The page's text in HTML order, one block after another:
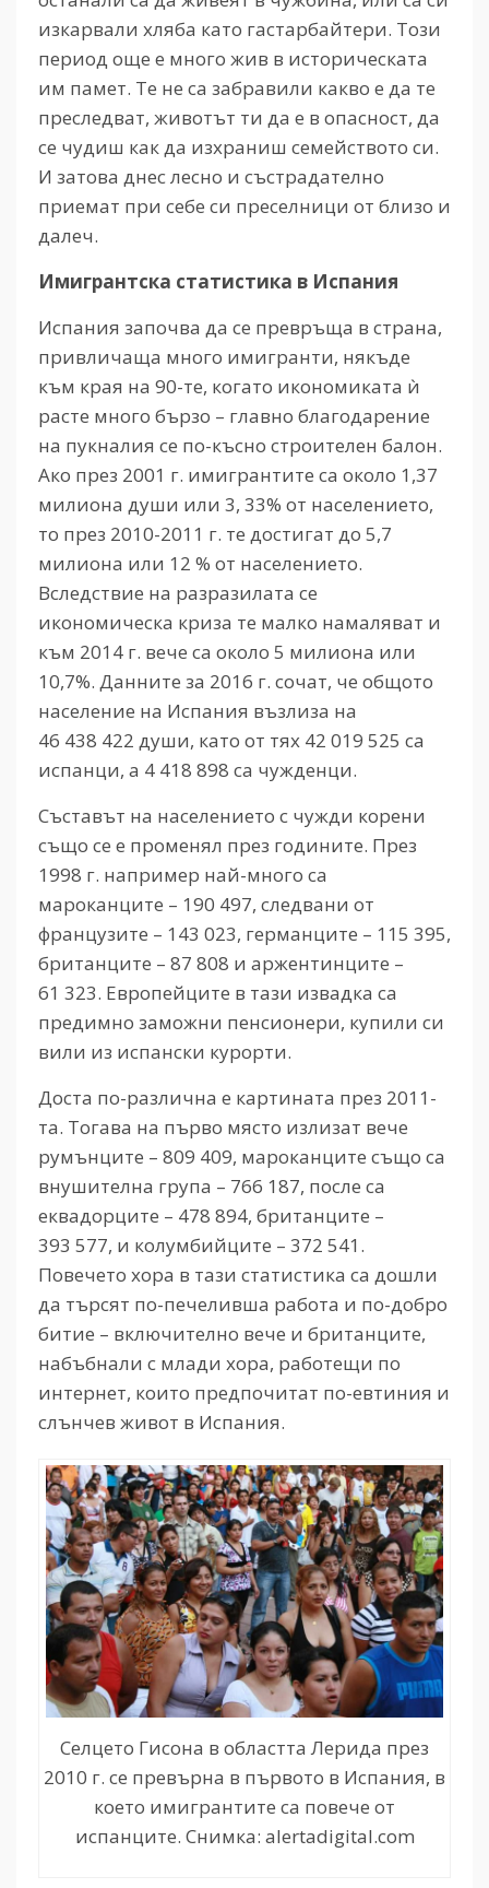
изкарвали хляба като гастарбайтери. Този
период още е много жив в историческата
им памет. Те не са забравили какво е да те
преследват, животът ти да е в опасност, да
се чудиш как да изхраниш семейството си.
И затова днес лесно и състрадателно
приемат при себе си преселници от близо и
далеч.
Имигрантска статистика в Испания
Испания започва да се превръща в страна,
привличаща много имигранти, някъде
към края на 90-те, когато икономиката ѝ
расте много бързо – главно благодарение
на пукналия се по-късно строителен балон.
Ако през 2001 г. имигрантите са около 1,37
милиона души или 3, 33% от населението,
то през 2010-2011 г. те достигат до 5,7
милиона или 12 % от населението.
Вследствие на разразилата се
икономическа криза те малко намаляват и
към 2014 г. вече са около 5 милиона или
10,7%. Данните за 2016 г. сочат, че общото
население на Испания възлиза на
46 438 422 души, като от тях 42 019 525 са
испанци, а 4 418 898 са чужденци.
Съставът на населението с чужди корени
също се е променял през годините. През
1998 г. например най-много са
мароканците – 190 497, следвани от
французите – 143 023, германците – 115 395,
британците – 87 808 и аржентинците –
61 323. Европейците в тази извадка са
предимно заможни пенсионери, купили си
вили из испански курорти.
Доста по-различна е картината през 2011-
та. Тогава на първо място излизат вече
румънците – 809 409, мароканците също са
внушителна група – 766 187, после са
еквадорците – 478 894, британците –
393 577, и колумбийците – 372 541.
Повечето хора в тази статистика са дошли
да търсят по-печеливша работа и по-добро
битие – включително вече и британците,
набъбнали с млади хора, работещи по
интернет, които предпочитат по-евтиния и
слънчев живот в Испания.
Селцето Гисона в областта Лерида през
2010 г. се превърна в първото в Испания, в
което имигрантите са повече от
испанците. Снимка: alertadigital.com